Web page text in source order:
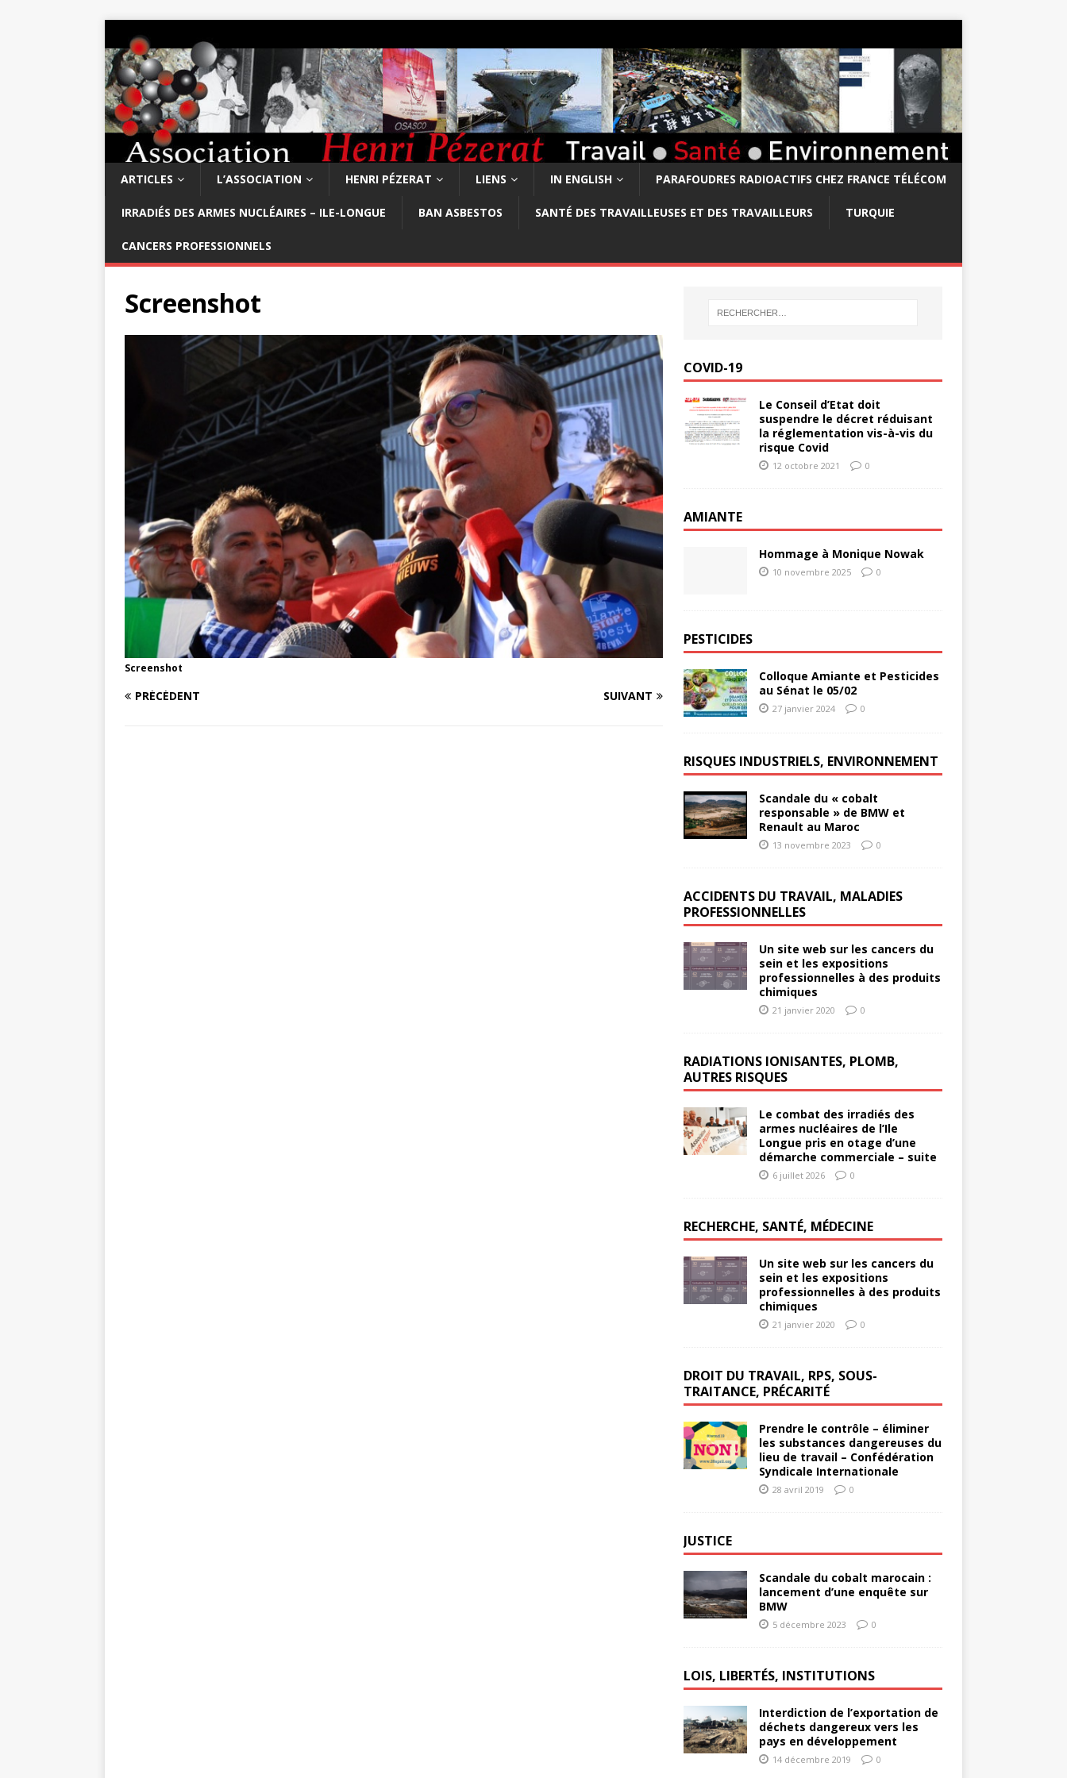
ARTICLES L’ASSOCIATION HENRI PÉZERAT LIENS IN ENGLISH PARAFOUDRES RADIOACTIFS CHEZ FRANCE TÉLÉCOM
IRRADIÉS DES ARMES NUCLÉAIRES – ILE-LONGUE BAN ASBESTOS SANTÉ DES TRAVAILLEUSES ET DES TRAVAILLEURS TURQUIE
CANCERS PROFESSIONNELS
Screenshot
Screenshot
PRÉCÉDENT SUIVANT
COVID-19
Le Conseil d’Etat doit
suspendre le décret réduisant
la réglementation vis-à-vis du
risque Covid
12 octobre 2021 0
AMIANTE
Hommage à Monique Nowak
10 novembre 2025 0
PESTICIDES
Colloque Amiante et Pesticides
au Sénat le 05/02
27 janvier 2024 0
RISQUES INDUSTRIELS, ENVIRONNEMENT
Scandale du « cobalt
responsable » de BMW et
Renault au Maroc
13 novembre 2023 0
ACCIDENTS DU TRAVAIL, MALADIES
PROFESSIONNELLES
Un site web sur les cancers du
sein et les expositions
professionnelles à des produits
chimiques
21 janvier 2020 0
RADIATIONS IONISANTES, PLOMB,
AUTRES RISQUES
Le combat des irradiés des
armes nucléaires de l’Ile
Longue pris en otage d’une
démarche commerciale – suite
6 juillet 2026 0
RECHERCHE, SANTÉ, MÉDECINE
Un site web sur les cancers du
sein et les expositions
professionnelles à des produits
chimiques
21 janvier 2020 0
DROIT DU TRAVAIL, RPS, SOUS-
TRAITANCE, PRÉCARITÉ
Prendre le contrôle – éliminer
les substances dangereuses du
lieu de travail – Confédération
Syndicale Internationale
28 avril 2019 0
JUSTICE
Scandale du cobalt marocain :
lancement d’une enquête sur
BMW
5 décembre 2023 0
LOIS, LIBERTÉS, INSTITUTIONS
Interdiction de l’exportation de
déchets dangereux vers les
pays en développement
14 décembre 2019 0